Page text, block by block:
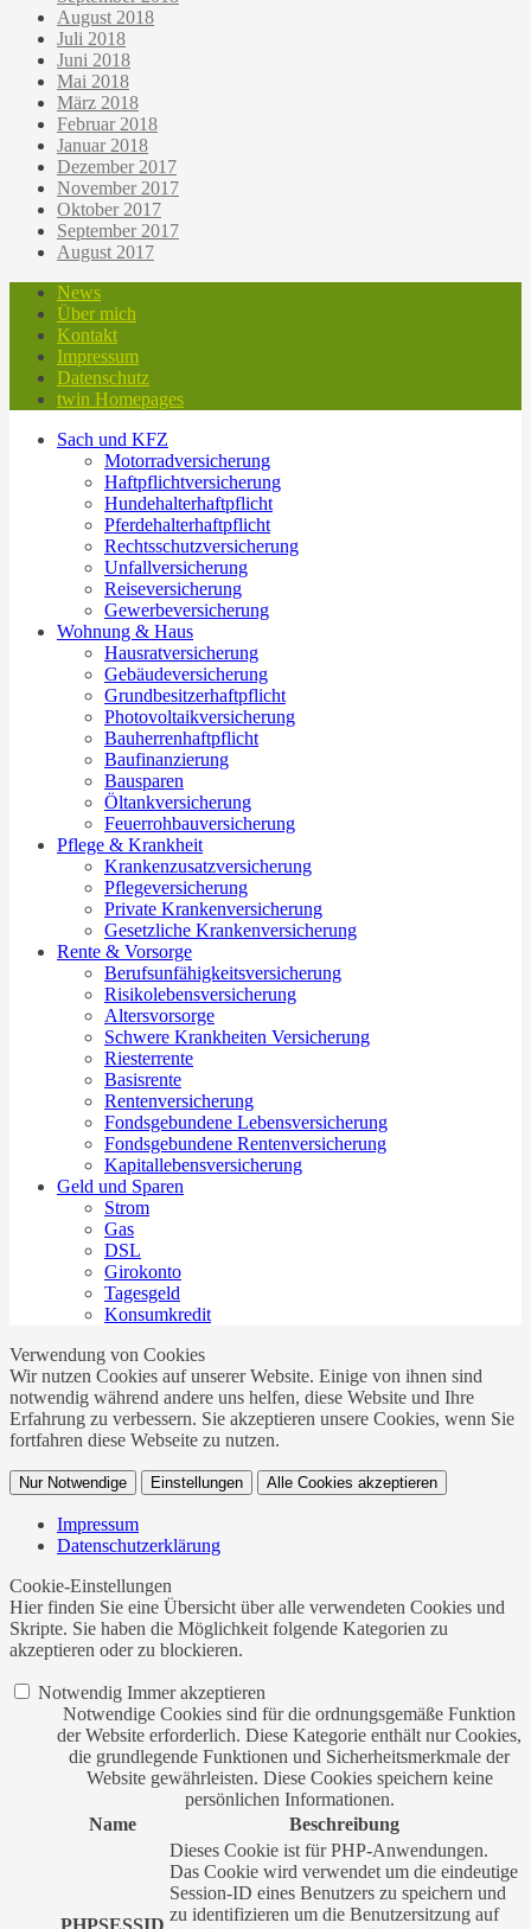
August 2018
Juli 2018
Juni 2018
Mai 2018
März 2018
Februar 2018
Januar 2018
Dezember 2017
November 2017
Oktober 2017
September 2017
August 2017
News
Über mich
Kontakt
Impressum
Datenschutz
twin Homepages
Sach und KFZ
Motorradversicherung
Haftpflichtversicherung
Hundehalterhaftpflicht
Pferdehalterhaftpflicht
Rechtsschutzversicherung
Unfallversicherung
Reiseversicherung
Gewerbeversicherung
Wohnung & Haus
Hausratversicherung
Gebäudeversicherung
Grundbesitzerhaftpflicht
Photovoltaikversicherung
Bauherrenhaftpflicht
Baufinanzierung
Bausparen
Öltankversicherung
Feuerrohbauversicherung
Pflege & Krankheit
Krankenzusatzversicherung
Pflegeversicherung
Private Krankenversicherung
Gesetzliche Krankenversicherung
Rente & Vorsorge
Berufs­unfähigkeitsversicherung
Risikolebensversicherung
Altersvorsorge
Schwere Krankheiten Versicherung
Riesterrente
Basisrente
Rentenversicherung
Fondsgebundene Lebensversicherung
Fondsgebundene Rentenversicherung
Kapitallebensversicherung
Geld und Sparen
Strom
Gas
DSL
Girokonto
Tagesgeld
Konsumkredit
Verwendung von Cookies
Wir nutzen Cookies auf unserer Website. Einige von ihnen sind
notwendig während andere uns helfen, diese Website und Ihre
Erfahrung zu verbessern. Sie akzeptieren unsere Cookies, wenn Sie
fortfahren diese Webseite zu nutzen.
Nur Notwendige Einstellungen Alle Cookies akzeptieren
Impressum
Datenschutzerklärung
Cookie-Einstellungen
Hier finden Sie eine Übersicht über alle verwendeten Cookies und
Skripte. Sie haben die Möglichkeit folgende Kategorien zu
akzeptieren oder zu blockieren.
Notwendig Immer akzeptieren
Notwendige Cookies sind für die ordnungsgemäße Funktion
der Website erforderlich. Diese Kategorie enthält nur Cookies,
die grundlegende Funktionen und Sicherheitsmerkmale der
Website gewährleisten. Diese Cookies speichern keine
persönlichen Informationen.
Name
Beschreibung
Dieses Cookie ist für PHP-Anwendungen.
Das Cookie wird verwendet um die eindeutige
Session-ID eines Benutzers zu speichern und
zu identifizieren um die Benutzersitzung auf